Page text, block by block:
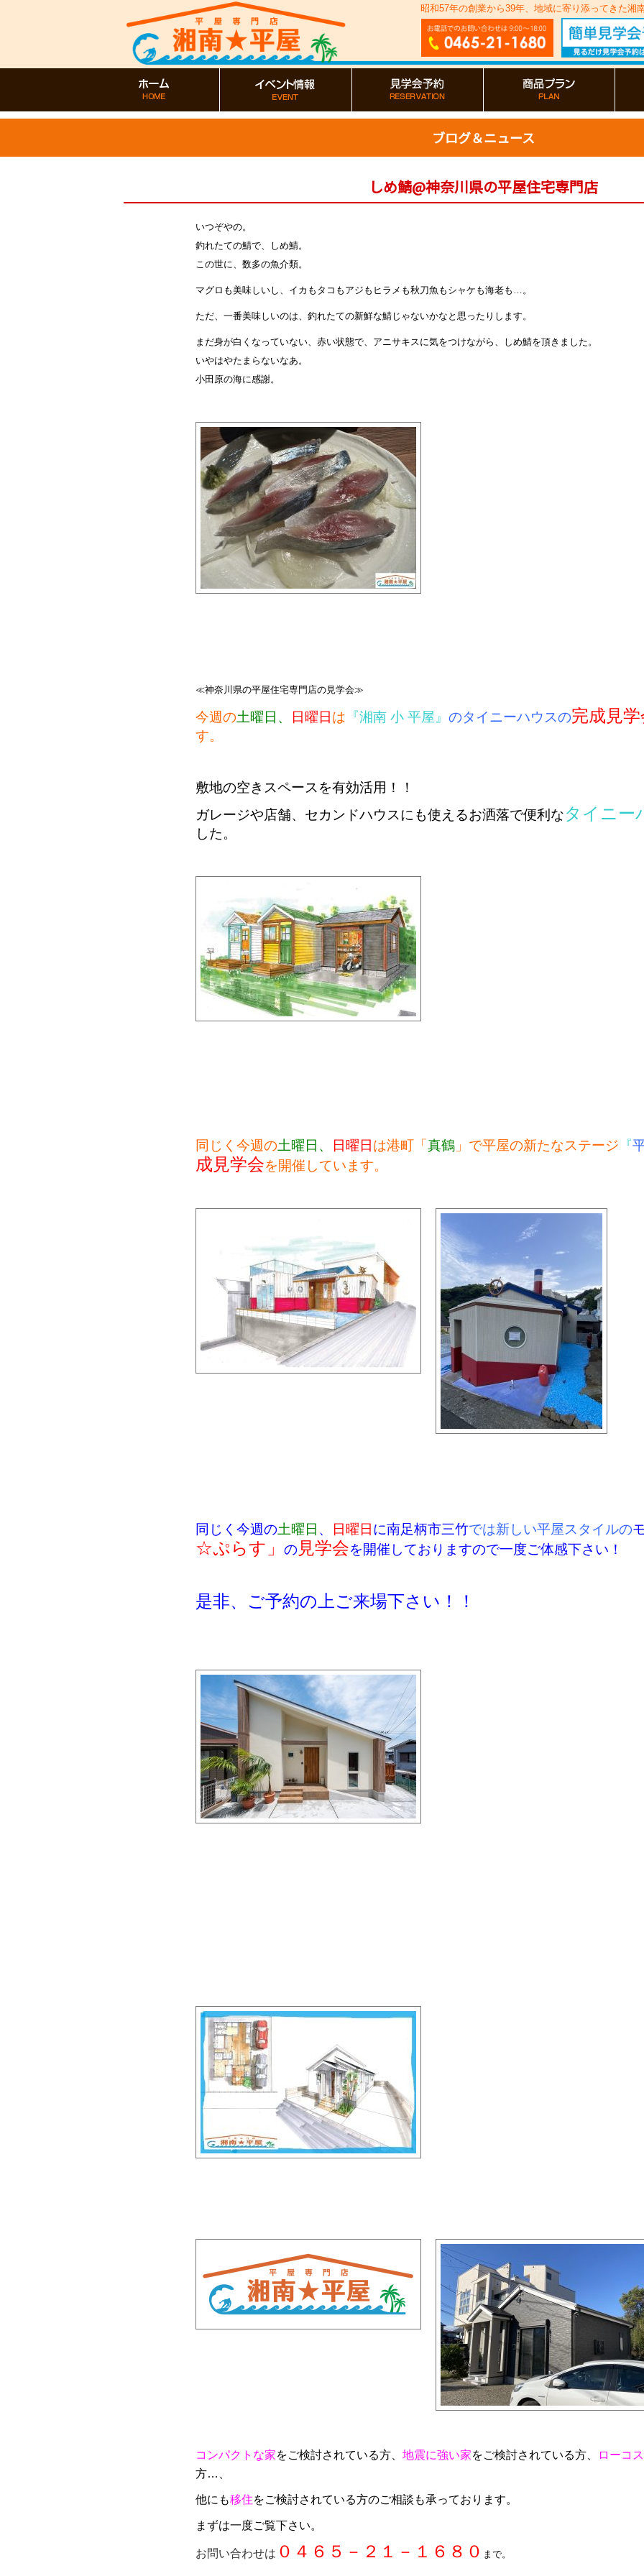
昭和57年の創業から39年、地域に寄り添ってきた湘
ブログ＆ニュース
しめ鯖@神奈川県の平屋住宅専門店
いつぞやの。
釣れたての鯖で、しめ鯖。
この世に、数多の魚介類。
マグロも美味しいし、イカもタコもアジもヒラメも秋刀魚もシャケも海老も…。
ただ、一番美味しいのは、釣れたての新鮮な鯖じゃないかなと思ったりします。
まだ身が白くなっていない、赤い状態で、アニサキスに気をつけながら、しめ鯖を頂きました。
いやはやたまらないなあ。
小田原の海に感謝。
≪神奈川県の平屋住宅専門店の見学会≫
今週の土曜日、 日曜日は 『湘南 小 平屋』 のタイニーハウスの完成見学
す。
敷地の空きスペースを有効活用！！
ガレージや店舗、セカンドハウスにも使えるお洒落で便利なタイニー
した。
同じく今週の土曜日、 日曜日は港町「真鶴 」で平屋の新たなステージ 『
成見学会を開催しています。
同じく今週の土曜日 、 日曜日に南足柄市三竹では新しい平屋スタイルの
☆ぷらす」
の 見学会を開催しておりますので一度ご体感下さい！
是非、ご予約の上ご来場下さい！！
コンパクトな家をご検討されている方、 地震に強い家をご検討されている方、 ローコ
方…、
他にも移住をご検討されている方のご相談も承っております。
まずは一度ご覧下さい。
お問い合わせは ０４６５－２１－１６８０ まで。